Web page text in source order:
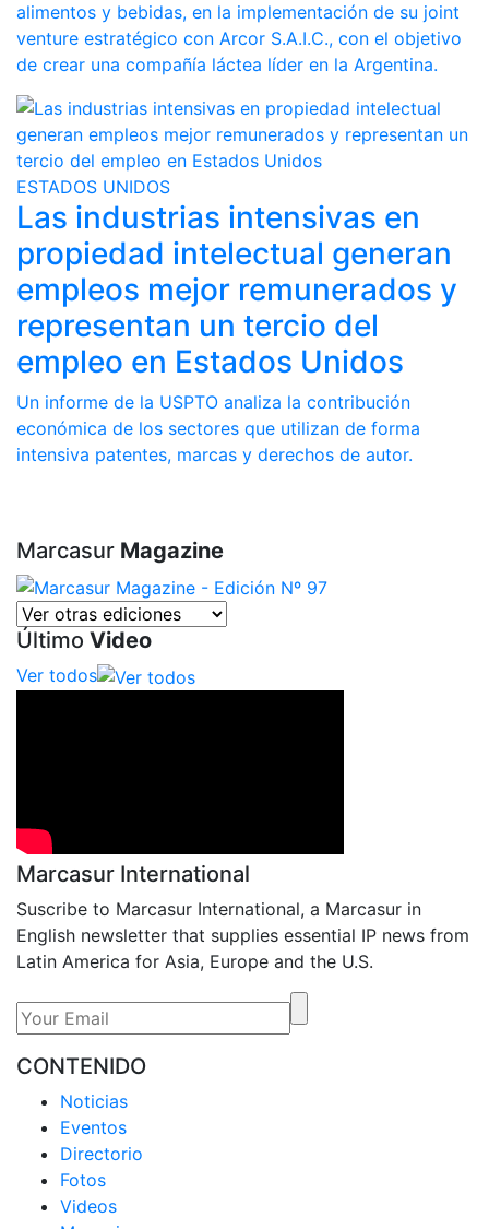
alimentos y bebidas, en la implementación de su joint
venture estratégico con Arcor S.A.I.C., con el objetivo
de crear una compañía láctea líder en la Argentina.
ESTADOS UNIDOS
Las industrias intensivas en
propiedad intelectual generan
empleos mejor remunerados y
representan un tercio del
empleo en Estados Unidos
Un informe de la USPTO analiza la contribución
económica de los sectores que utilizan de forma
intensiva patentes, marcas y derechos de autor.
Marcasur Magazine
Último Video
Ver todos
Marcasur International
Suscribe to Marcasur International, a Marcasur in
English newsletter that supplies essential IP news from
Latin America for Asia, Europe and the U.S.
CONTENIDO
Noticias
Eventos
Directorio
Fotos
Videos